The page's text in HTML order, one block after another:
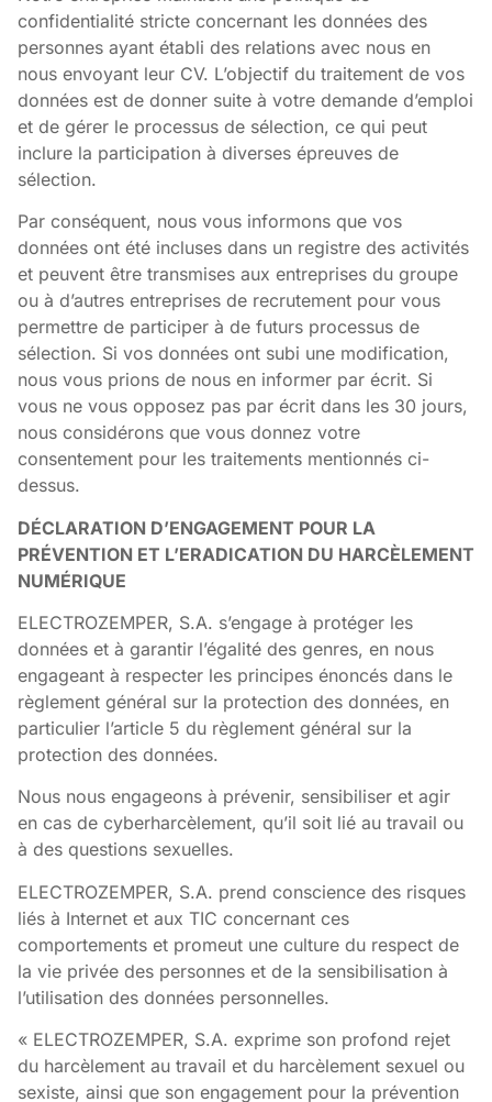
confidentialité stricte concernant les données des
personnes ayant établi des relations avec nous en
nous envoyant leur CV. L’objectif du traitement de vos
données est de donner suite à votre demande d’emploi
et de gérer le processus de sélection, ce qui peut
inclure la participation à diverses épreuves de
sélection.
Par conséquent, nous vous informons que vos
données ont été incluses dans un registre des activités
et peuvent être transmises aux entreprises du groupe
ou à d’autres entreprises de recrutement pour vous
permettre de participer à de futurs processus de
sélection. Si vos données ont subi une modification,
nous vous prions de nous en informer par écrit. Si
vous ne vous opposez pas par écrit dans les 30 jours,
nous considérons que vous donnez votre
consentement pour les traitements mentionnés ci-
dessus.
DÉCLARATION D’ENGAGEMENT POUR LA
PRÉVENTION ET L’ERADICATION DU HARCÈLEMENT
NUMÉRIQUE
ELECTROZEMPER, S.A. s’engage à protéger les
données et à garantir l’égalité des genres, en nous
engageant à respecter les principes énoncés dans le
règlement général sur la protection des données, en
particulier l’article 5 du règlement général sur la
protection des données.
Nous nous engageons à prévenir, sensibiliser et agir
en cas de cyberharcèlement, qu’il soit lié au travail ou
à des questions sexuelles.
ELECTROZEMPER, S.A. prend conscience des risques
liés à Internet et aux TIC concernant ces
comportements et promeut une culture du respect de
la vie privée des personnes et de la sensibilisation à
l’utilisation des données personnelles.
« ELECTROZEMPER, S.A. exprime son profond rejet
du harcèlement au travail et du harcèlement sexuel ou
sexiste, ainsi que son engagement pour la prévention